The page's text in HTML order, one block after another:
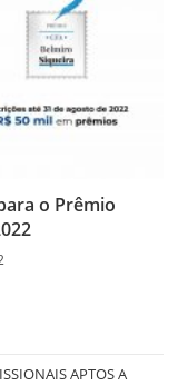
o Prêmio
APTOS A